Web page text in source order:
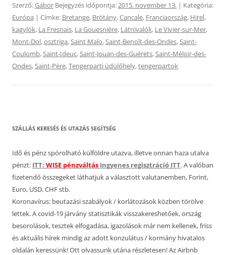
Szerző:Gábor Bejegyzés időpontja:2015. november 13. | Kategória:
Európa | Címke: Bretange, Brötány,Cancale, Franciaország, Hirel,
kagylók, La Fresnais, La Gouesnière, Látnivalók, Le Vivier-sur-Mer,
Mont-Dol,osztriga,Saint Malo,Saint-Benoît-des-Ondes,Saint-
Coulomb,Saint-Ideuc,Saint-Jouan-des-Guérets,Saint-Méloir-des-
Ondes,Saint-Père,Tengerparti üdülőhely,tengerpartok
SZÁLLÁS KERESÉS ÉS UTAZÁS SEGÍTSÉG
Idő és pénz spórolható külföldre utazva, illetve onnan haza utalva
pénzt: ITT: WISE pénzváltás Ingyenes regisztráció ITT. A valóban
fizetendő összegeket láthatjuk a választott valutanemben, Forint,
Euro, USD, CHF stb.
Koronavírus: beutazási szabályok / korlátozások közben törölve
lettek. A covid-19 járvány statisztikák visszakereshetőek, ország
besorolások, tesztek elfogadása, igazolások már nem kellenek, friss
és aktuális hírek mindig az adott konzulátus / kormány hivatalos
oldalán keressünk! Ott olvassunk utána részletesen! Az Airbnb